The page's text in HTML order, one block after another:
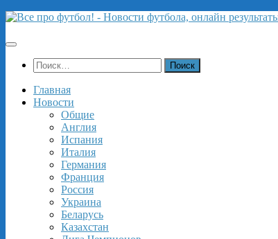
Перейти
содержимому
Найти:
Главная
Новости
Общие
Англия
Испания
Италия
Германия
Франция
Россия
Украина
Беларусь
Казахстан